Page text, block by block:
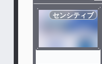
センシティブ